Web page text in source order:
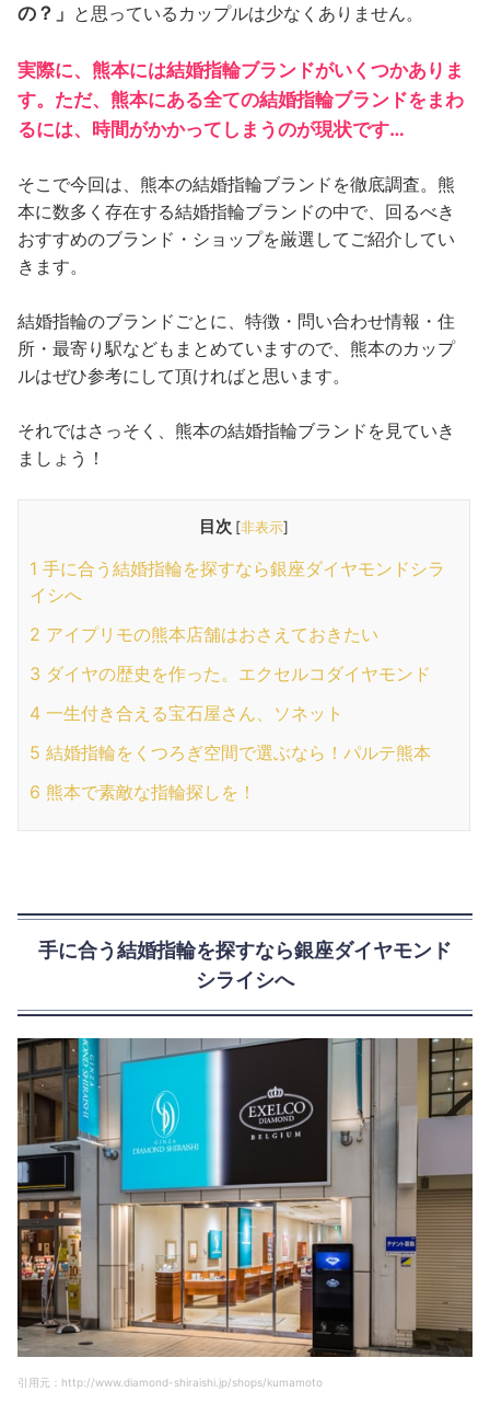
の？」 と思っているカップルは少なくありません。
実際に、熊本には結婚指輪ブランドがいくつかありま
す。ただ、熊本にある全ての結婚指輪ブランドをまわ
るには、時間がかかってしまうのが現状です…
そこで今回は、熊本の結婚指輪ブランドを徹底調査。熊
本に数多く存在する結婚指輪ブランドの中で、回るべき
おすすめのブランド・ショップを厳選してご紹介してい
きます。
結婚指輪のブランドごとに、特徴・問い合わせ情報・住
所・最寄り駅などもまとめていますので、熊本のカップ
ルはぜひ参考にして頂ければと思います。
それではさっそく、熊本の結婚指輪ブランドを見ていき
ましょう！
目次 [非表示]
1 手に合う結婚指輪を探すなら銀座ダイヤモンドシラ
イシへ
2 アイプリモの熊本店舗はおさえておきたい
3 ダイヤの歴史を作った。エクセルコダイヤモンド
4 一生付き合える宝石屋さん、ソネット
5 結婚指輪をくつろぎ空間で選ぶなら！パルテ熊本
6 熊本で素敵な指輪探しを！
手に合う結婚指輪を探すなら銀座ダイヤモンド
シライシへ
引用元：http://www.diamond-shiraishi.jp/shops/kumamoto